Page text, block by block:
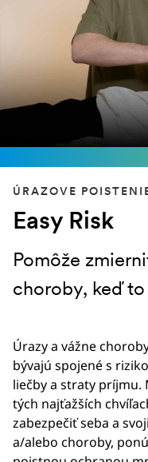
ÚRAZOVE
Easy Risk
Pomôže
choroby, keď
Úrazy a vážne
bývajú spojené s
liečby a straty príjmu.
tých najťažších
zabezpečiť seba a
a/alebo choroby,